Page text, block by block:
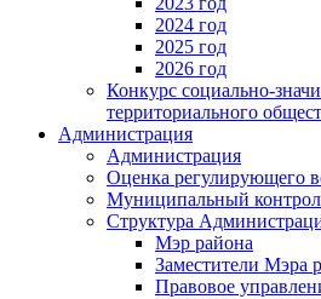
2024 год
2025 год
2026 год
Конкурс социально-
территориального
Администрация
Администрация
Оценка регулирующего
Муниципальный
Структура
Мэр района
Заместители Мэра
Правовое